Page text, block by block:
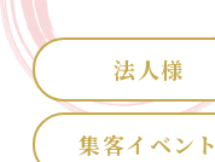
法人様
集客イベント